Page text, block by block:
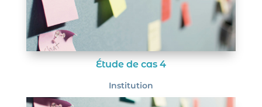
Étude de cas 4
Institution